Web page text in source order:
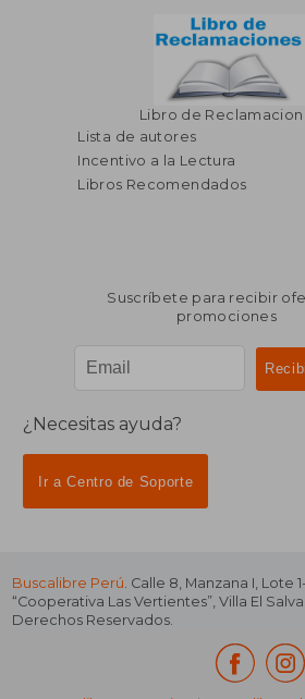
Libro de
Lista de autores
Incentivo a la Lectura
Libros Recomendados
Suscríbete para recibir
promociones
¿Necesitas ayuda?
Ir a Centro de Soporte
Buscalibre Perú. Calle 8, Manzana I, Lote
“Cooperativa Las Vertientes”, Villa El
Derechos Reservados.